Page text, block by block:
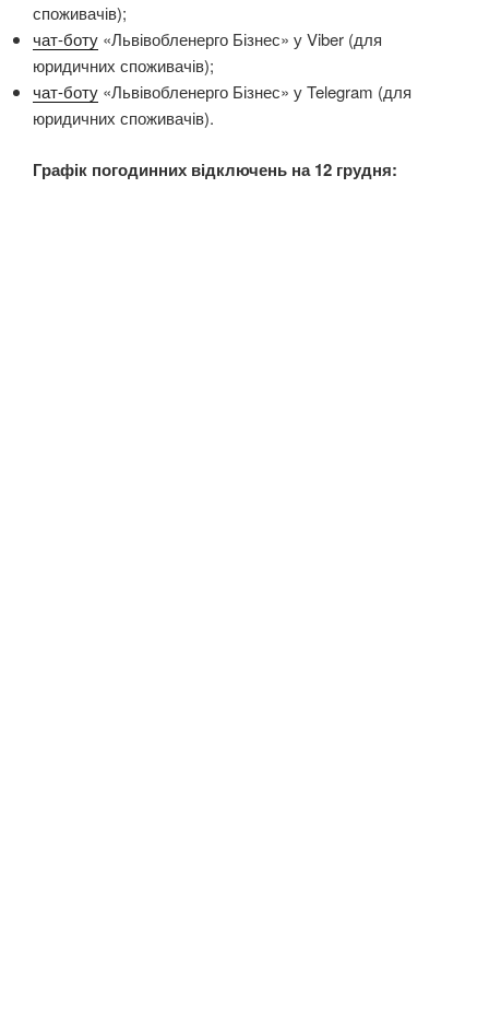
споживачів);
чат-боту «Львівобленерго Бізнес» у Viber (для
юридичних споживачів);
чат-боту «Львівобленерго Бізнес» у Telegram (для
юридичних споживачів).
Графік погодинних відключень на 12 грудня: